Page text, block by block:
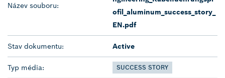
Název souboru:
ofil_aluminum_success_story_
EN.pdf
Stav dokumentu: Active
Typ média: SUCCESS STORY